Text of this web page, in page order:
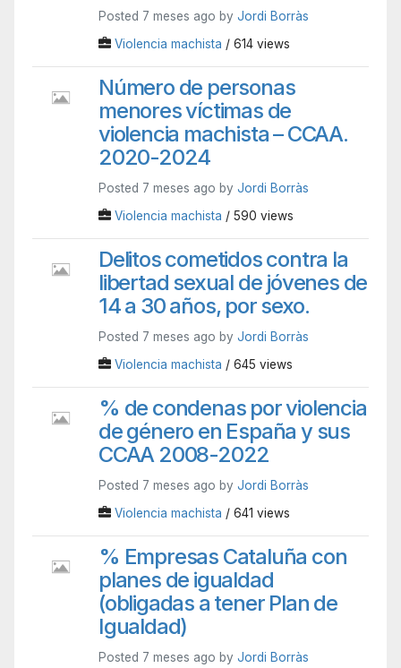
Posted 7 meses ago by Jordi Borràs
Violencia machista / 614 views
Número de personas
menores víctimas de
violencia machista – CCAA.
2020-2024
Posted 7 meses ago by Jordi Borràs
Violencia machista / 590 views
Delitos cometidos contra la
libertad sexual de jóvenes de
14 a 30 años, por sexo.
Posted 7 meses ago by Jordi Borràs
Violencia machista / 645 views
% de condenas por violencia
de género en España y sus
CCAA 2008-2022
Posted 7 meses ago by Jordi Borràs
Violencia machista / 641 views
% Empresas Cataluña con
planes de igualdad
(obligadas a tener Plan de
Igualdad)
Posted 7 meses ago by Jordi Borràs